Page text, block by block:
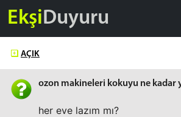
EkşiDuyuru
AÇIK
ozon makineleri kokuyu ne kadar
her eve lazım mı?